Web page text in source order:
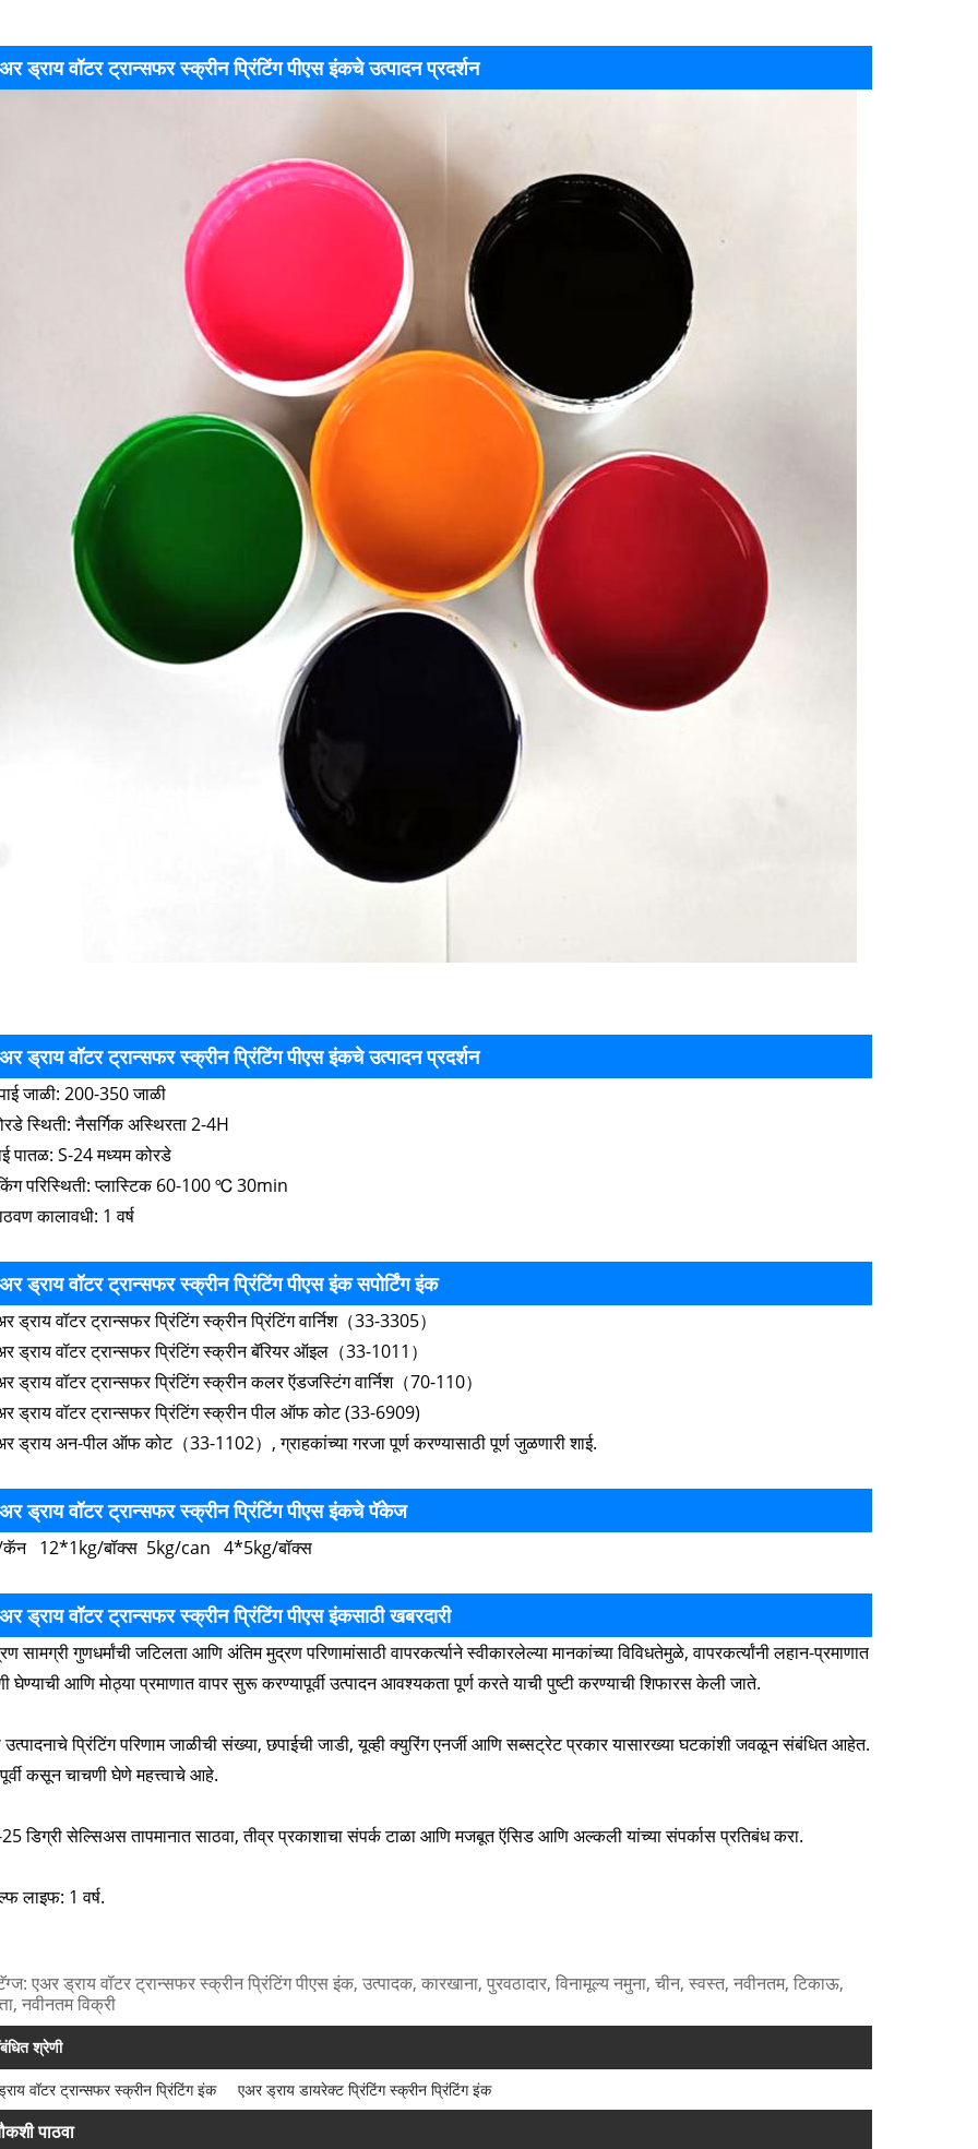
ड्राय वॉटर ट्रान्सफर स्क्रीन प्रिंटिंग पीएस इंकचे उत्पादन प्रदर्शन
ड्राय वॉटर ट्रान्सफर स्क्रीन प्रिंटिंग पीएस इंकचे उत्पादन प्रदर्शन
जाळी: 200-350 जाळी
स्थिती: नैसर्गिक अस्थिरता 2-4H
पातळ: S-24 मध्यम कोरडे
परिस्थिती: प्लास्टिक 60-100 ℃ 30min
कालावधी: 1 वर्ष
ड्राय वॉटर ट्रान्सफर स्क्रीन प्रिंटिंग पीएस इंक सपोर्टिंग इंक
ड्राय वॉटर ट्रान्सफर प्रिंटिंग स्क्रीन प्रिंटिंग वार्निश（33-3305）
ड्राय वॉटर ट्रान्सफर प्रिंटिंग स्क्रीन बॅरियर ऑइल（33-1011）
ड्राय वॉटर ट्रान्सफर प्रिंटिंग स्क्रीन कलर ऍडजस्टिंग वार्निश（70-110）
ड्राय वॉटर ट्रान्सफर प्रिंटिंग स्क्रीन पील ऑफ कोट (33-6909)
ड्राय अन-पील ऑफ कोट（33-1102）, ग्राहकांच्या गरजा पूर्ण करण्यासाठी पूर्ण जुळणारी शाई.
ड्राय वॉटर ट्रान्सफर स्क्रीन प्रिंटिंग पीएस इंकचे पॅकेज
12*1kg/बॉक्स ​​5kg/can 4*5kg/बॉक्स
ड्राय वॉटर ट्रान्सफर स्क्रीन प्रिंटिंग पीएस इंकसाठी खबरदारी
सामग्री गुणधर्मांची जटिलता आणि अंतिम मुद्रण परिणामांसाठी वापरकर्त्याने स्वीकारलेल्या मानकांच्या विविधतेमुळे, वापरकर्त्यांनी लहान-प्रमाणात
घेण्याची आणि मोठ्या प्रमाणात वापर सुरू करण्यापूर्वी उत्पादन आवश्यकता पूर्ण करते याची पुष्टी करण्याची शिफारस केली जाते.
उत्पादनाचे प्रिंटिंग परिणाम जाळीची संख्या, छपाईची जाडी, यूव्ही क्युरिंग एनर्जी आणि सब्सट्रेट प्रकार यासारख्या घटकांशी जवळून संबंधित आहेत.
कसून चाचणी घेणे महत्त्वाचे आहे.
डिग्री सेल्सिअस तापमानात साठवा, तीव्र प्रकाशाचा संपर्क टाळा आणि मजबूत ऍसिड आणि अल्कली यांच्या संपर्कास प्रतिबंध करा.
लाइफ: 1 वर्ष.
एअर ड्राय वॉटर ट्रान्सफर स्क्रीन प्रिंटिंग पीएस इंक, उत्पादक, कारखाना, पुरवठादार, विनामूल्य नमुना, चीन, स्वस्त, नवीनतम, टिकाऊ,
नवीनतम विक्री
श्रेणी
वॉटर ट्रान्सफर स्क्रीन प्रिंटिंग इंक एअर ड्राय डायरेक्ट प्रिंटिंग स्क्रीन प्रिंटिंग इंक
पाठवा